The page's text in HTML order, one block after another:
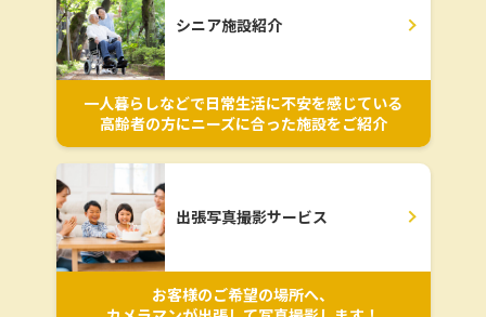
シニア施設紹介
一人暮らしなどで日常生活に不安を感じている
高齢者の方にニーズに合った施設をご紹介
出張写真撮影サービス
お客様のご希望の場所へ、